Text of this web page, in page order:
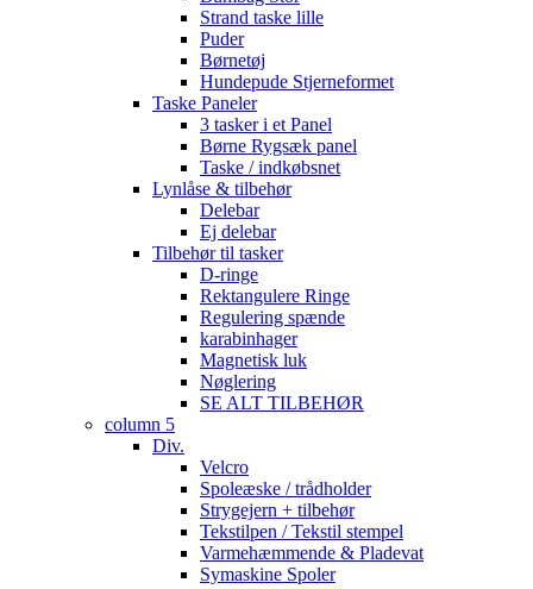
Strand taske lille
Puder
Børnetøj
Hundepude Stjerneformet
Taske Paneler
3 tasker i et Panel
Børne Rygsæk panel
Taske / indkøbsnet
Lynlåse & tilbehør
Delebar
Ej delebar
Tilbehør til tasker
D-ringe
Rektangulere Ringe
Regulering spænde
karabinhager
Magnetisk luk
Nøglering
SE ALT TILBEHØR
column 5
Div.
Velcro
Spoleæske / trådholder
Strygejern + tilbehør
Tekstilpen / Tekstil stempel
Varmehæmmende & Pladevat
Symaskine Spoler